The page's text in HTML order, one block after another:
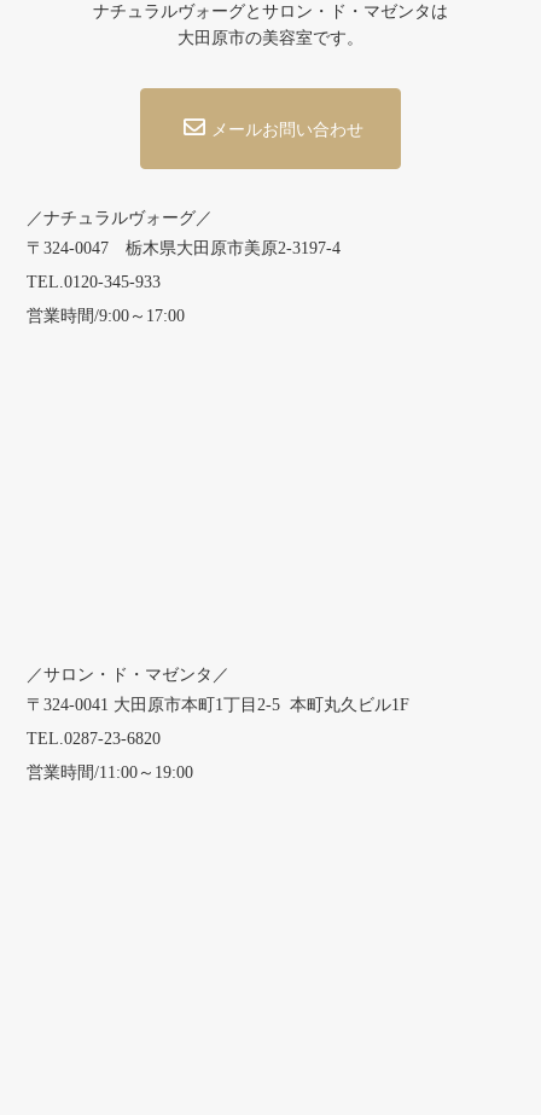
ナチュラルヴォーグとサロン・ド・マゼンタは
大田原市の美容室です。
メールお問い合わせ
／ナチュラルヴォーグ／
〒324-0047 栃木県大田原市美原2-3197-4
TEL.0120-345-933
営業時間/9:00～17:00
／サロン・ド・マゼンタ／
〒324-0041 大田原市本町1丁目2-5 本町丸久ビル1F
TEL.0287-23-6820
営業時間/11:00～19:00